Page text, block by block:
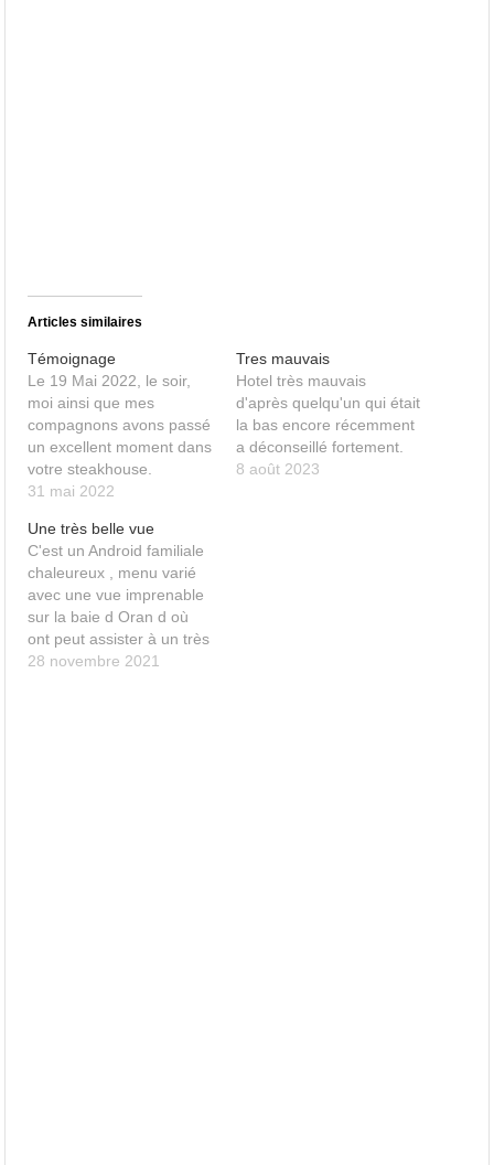
Articles similaires
Témoignage
Le 19 Mai 2022, le soir,
moi ainsi que mes
compagnons avons passé
un excellent moment dans
votre steakhouse.
L'ambiance était très
succulents, les prix très
très raisonnables. j'avoue
que j'ai découvert votre
restaurant au hasard et
avant de venir j'ai checké
différents avis sur
Google…
31 mai 2022
Tres mauvais
Hotel très mauvais
d'après quelqu'un qui était
la bas encore récemment
a déconseillé fortement.
8 août 2023
Une très belle vue
C'est un Android familiale
chaleureux , menu varié
avec une vue imprenable
sur la baie d Oran d où
ont peut assister à un très
beau coucher de soleil
28 novembre 2021